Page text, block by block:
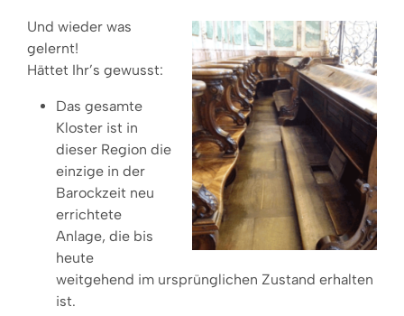
Und wieder was
gelernt!
Hättet Ihr’s gewusst:
Das gesamte
Kloster ist in
dieser Region die
einzige in der
Barockzeit neu
errichtete
Anlage, die bis
heute
weitgehend im ursprünglichen Zustand erhalten
ist.